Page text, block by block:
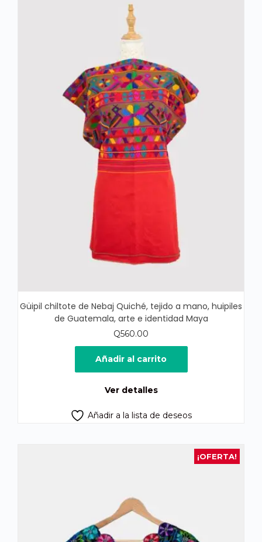
Güipil chiltote de Nebaj Quiché, tejido a mano, huipiles
de Guatemala, arte e identidad Maya
Q560.00
Añadir al carrito
Ver detalles
Añadir a la lista de deseos
¡OFERTA!